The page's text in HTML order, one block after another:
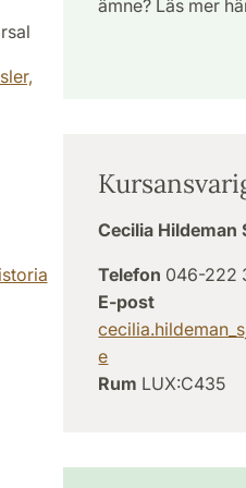
ämne? Läs mer
Cecilia Hildeman
Telefon 046-222
E-post
e
Rum LUX:C435